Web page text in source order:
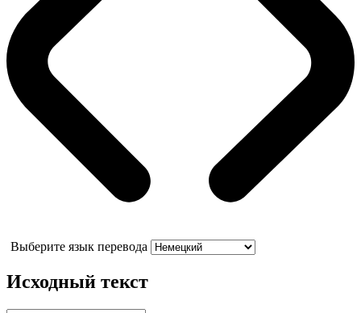
Выберите язык перевода
Исходный текст